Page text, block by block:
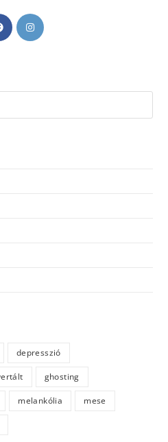
depresszió
ghosting
melankólia mese